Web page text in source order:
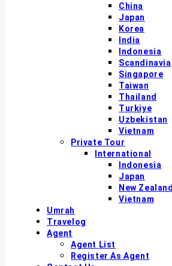
China
Japan
Korea
India
Indonesia
Scandinavia
Singapore
Taiwan
Thailand
Turkiye
Uzbekistan
Vietnam
Private Tour
International
Indonesia
Japan
New Zealand
Vietnam
Umrah
Travelog
Agent
Agent List
Register As Agent